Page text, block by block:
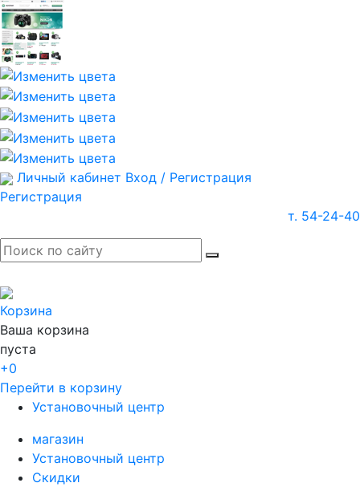
Личный кабинет Вход / Регистрация
Регистрация
т. 54-24-40
Корзина
Ваша корзина
пуста
+0
Перейти в корзину
Установочный центр
магазин
Установочный центр
Скидки